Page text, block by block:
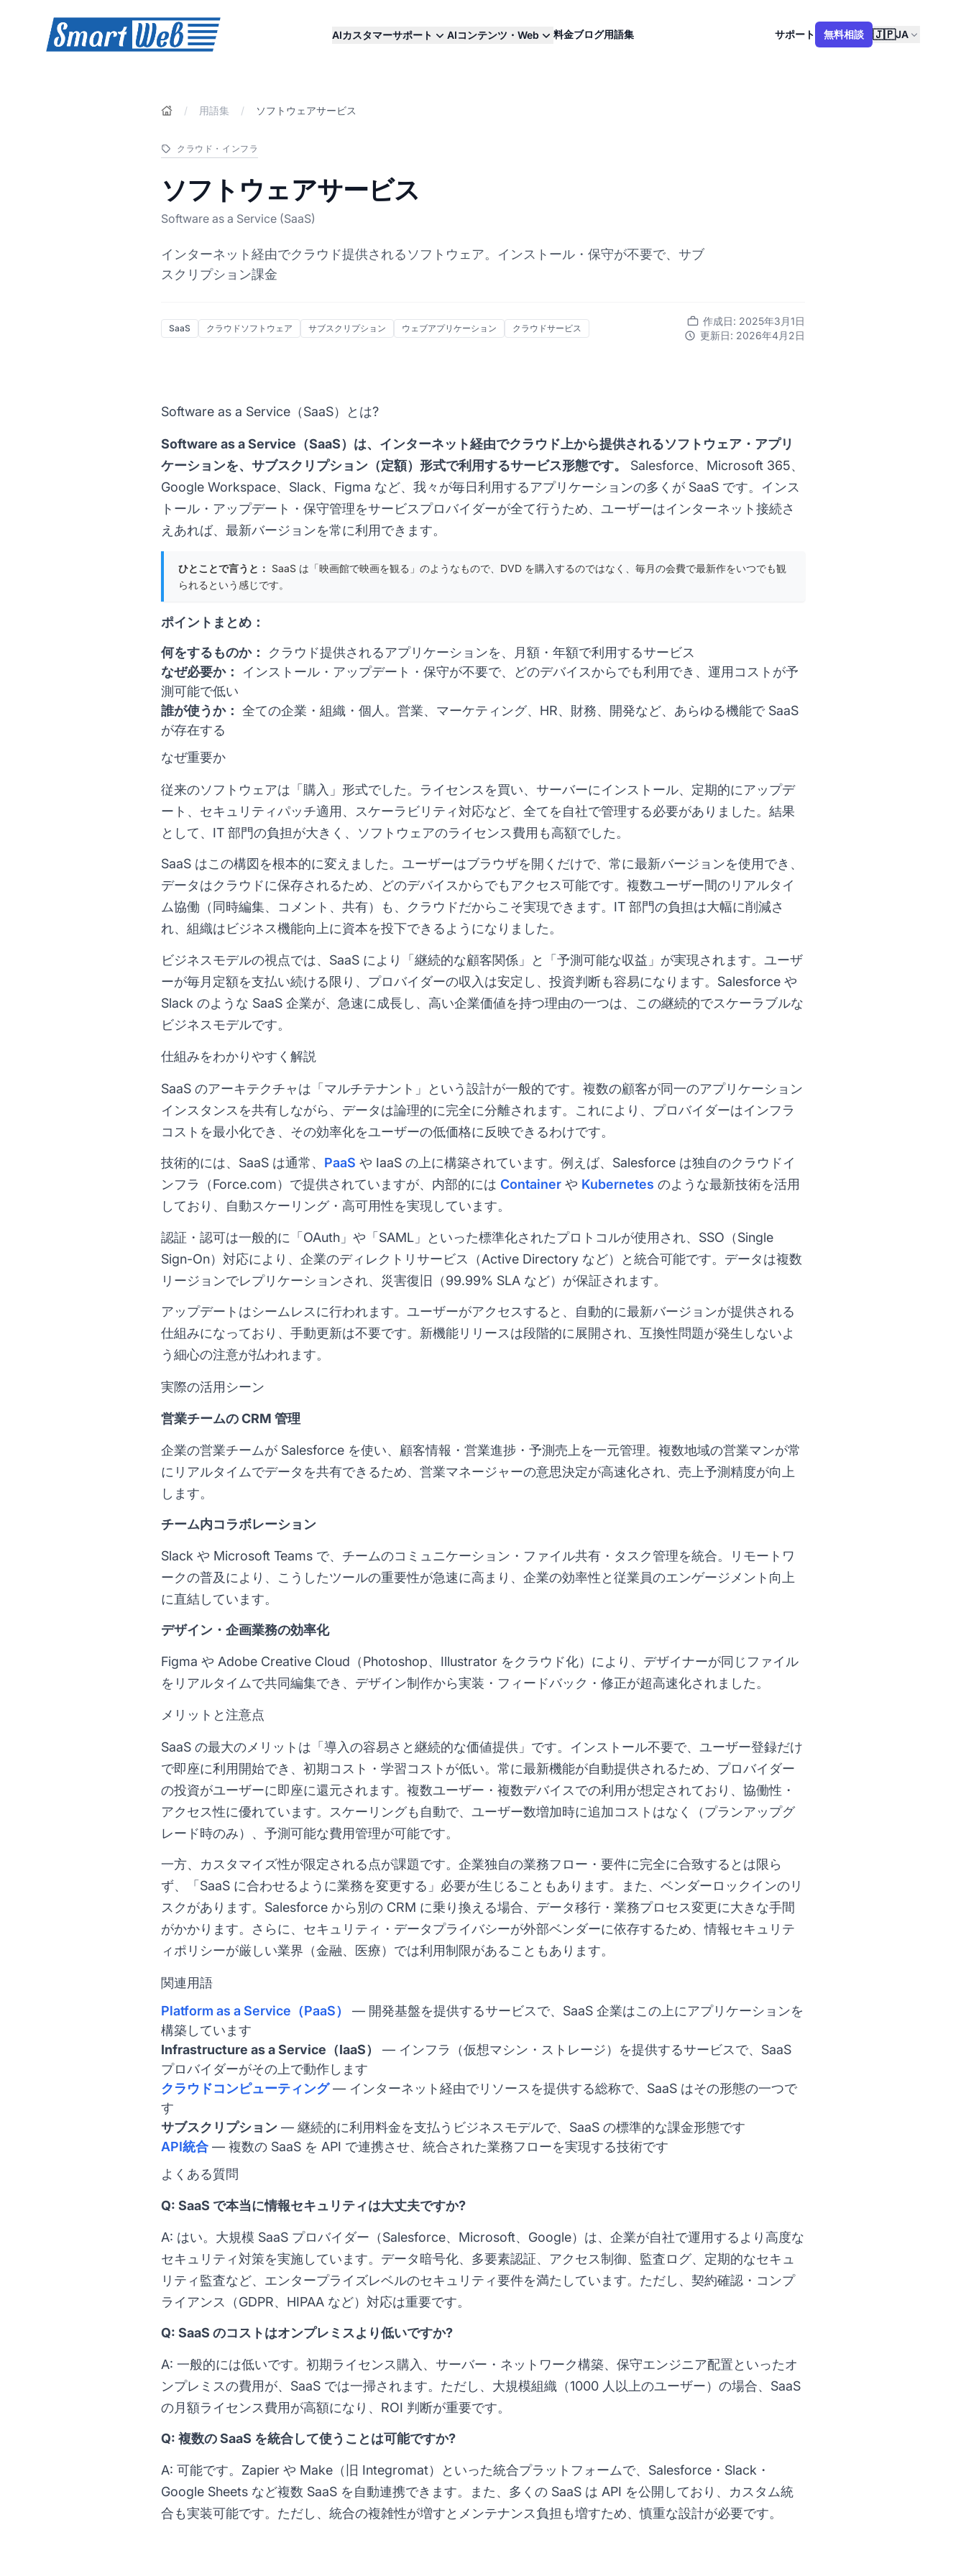
SmartWeb
AIカスタマーサポート AIコンテンツ・Web 料金ブログ用語集 サポート 無料相談 🇯🇵JA
/ 用語集 / ソフトウェアサービス
クラウド・インフラ
ソフトウェアサービス
Software as a Service (SaaS)
インターネット経由でクラウド提供されるソフトウェア。インストール・保守が不要で、サブ
スクリプション課金
SaaS クラウドソフトウェア サブスクリプション ウェブアプリケーション クラウドサービス
作成日: 2025年3月1日
更新日: 2026年4月2日
Software as a Service（SaaS）とは?
Software as a Service（SaaS）は、インターネット経由でクラウド上から提供されるソフトウェア・アプリ
ケーションを、サブスクリプション（定額）形式で利用するサービス形態です。
Salesforce、Microsoft 365、
Google Workspace、Slack、Figma など、我々が毎日利用するアプリケーションの多くが SaaS です。インス
トール・アップデート・保守管理をサービスプロバイダーが全て行うため、ユーザーはインターネット接続さ
えあれば、最新バージョンを常に利用できます。
ひとことで言うと： SaaS は「映画館で映画を観る」のようなもので、DVD を購入するのではなく、毎月の会費で最新作をいつでも観
られるという感じです。
ポイントまとめ：
何をするものか：
クラウド提供されるアプリケーションを、月額・年額で利用するサービス
なぜ必要か：
インストール・アップデート・保守が不要で、どのデバイスからでも利用でき、運用コストが予
測可能で低い
誰が使うか： 全ての企業・組織・個人。営業、マーケティング、HR、財務、開発など、あらゆる機能で SaaS
が存在する
なぜ重要か
従来のソフトウェアは「購入」形式でした。ライセンスを買い、サーバーにインストール、定期的にアップデ
ート、セキュリティパッチ適用、スケーラビリティ対応など、全てを自社で管理する必要がありました。結果
として、IT 部門の負担が大きく、ソフトウェアのライセンス費用も高額でした。
SaaS はこの構図を根本的に変えました。ユーザーはブラウザを開くだけで、常に最新バージョンを使用でき、
データはクラウドに保存されるため、どのデバイスからでもアクセス可能です。複数ユーザー間のリアルタイ
ム協働（同時編集、コメント、共有）も、クラウドだからこそ実現できます。IT 部門の負担は大幅に削減さ
れ、組織はビジネス機能向上に資本を投下できるようになりました。
ビジネスモデルの視点では、SaaS により「継続的な顧客関係」と「予測可能な収益」が実現されます。ユーザ
ーが毎月定額を支払い続ける限り、プロバイダーの収入は安定し、投資判断も容易になります。Salesforce や
Slack のような SaaS 企業が、急速に成長し、高い企業価値を持つ理由の一つは、この継続的でスケーラブルな
ビジネスモデルです。
仕組みをわかりやすく解説
SaaS のアーキテクチャは「マルチテナント」という設計が一般的です。複数の顧客が同一のアプリケーション
インスタンスを共有しながら、データは論理的に完全に分離されます。これにより、プロバイダーはインフラ
コストを最小化でき、その効率化をユーザーの低価格に反映できるわけです。
技術的には、SaaS は通常、 PaaS や IaaS の上に構築されています。例えば、Salesforce は独自のクラウドイ
ンフラ（Force.com）で提供されていますが、内部的には Container や Kubernetes のような最新技術を活用
しており、自動スケーリング・高可用性を実現しています。
認証・認可は一般的に「OAuth」や「SAML」といった標準化されたプロトコルが使用され、SSO（Single
Sign-On）対応により、企業のディレクトリサービス（Active Directory など）と統合可能です。データは複数
リージョンでレプリケーションされ、災害復旧（99.99% SLA など）が保証されます。
アップデートはシームレスに行われます。ユーザーがアクセスすると、自動的に最新バージョンが提供される
仕組みになっており、手動更新は不要です。新機能リリースは段階的に展開され、互換性問題が発生しないよ
う細心の注意が払われます。
実際の活用シーン
営業チームの CRM 管理
企業の営業チームが Salesforce を使い、顧客情報・営業進捗・予測売上を一元管理。複数地域の営業マンが常
にリアルタイムでデータを共有できるため、営業マネージャーの意思決定が高速化され、売上予測精度が向上
します。
チーム内コラボレーション
Slack や Microsoft Teams で、チームのコミュニケーション・ファイル共有・タスク管理を統合。リモートワ
ークの普及により、こうしたツールの重要性が急速に高まり、企業の効率性と従業員のエンゲージメント向上
に直結しています。
デザイン・企画業務の効率化
Figma や Adobe Creative Cloud（Photoshop、Illustrator をクラウド化）により、デザイナーが同じファイル
をリアルタイムで共同編集でき、デザイン制作から実装・フィードバック・修正が超高速化されました。
メリットと注意点
SaaS の最大のメリットは「導入の容易さと継続的な価値提供」です。インストール不要で、ユーザー登録だけ
で即座に利用開始でき、初期コスト・学習コストが低い。常に最新機能が自動提供されるため、プロバイダー
の投資がユーザーに即座に還元されます。複数ユーザー・複数デバイスでの利用が想定されており、協働性・
アクセス性に優れています。スケーリングも自動で、ユーザー数増加時に追加コストはなく（プランアップグ
レード時のみ）、予測可能な費用管理が可能です。
一方、カスタマイズ性が限定される点が課題です。企業独自の業務フロー・要件に完全に合致するとは限ら
ず、「SaaS に合わせるように業務を変更する」必要が生じることもあります。また、ベンダーロックインのリ
スクがあります。Salesforce から別の CRM に乗り換える場合、データ移行・業務プロセス変更に大きな手間
がかかります。さらに、セキュリティ・データプライバシーが外部ベンダーに依存するため、情報セキュリテ
ィポリシーが厳しい業界（金融、医療）では利用制限があることもあります。
関連用語
Platform as a Service（PaaS）
— 開発基盤を提供するサービスで、SaaS 企業はこの上にアプリケーションを
構築しています
Infrastructure as a Service（IaaS）
— インフラ（仮想マシン・ストレージ）を提供するサービスで、SaaS
プロバイダーがその上で動作します
クラウドコンピューティング— インターネット経由でリソースを提供する総称で、SaaS はその形態の一つで
す
サブスクリプション — 継続的に利用料金を支払うビジネスモデルで、SaaS の標準的な課金形態です
API統合 — 複数の SaaS を API で連携させ、統合された業務フローを実現する技術です
よくある質問
Q: SaaS で本当に情報セキュリティは大丈夫ですか?
A: はい。大規模 SaaS プロバイダー（Salesforce、Microsoft、Google）は、企業が自社で運用するより高度な
セキュリティ対策を実施しています。データ暗号化、多要素認証、アクセス制御、監査ログ、定期的なセキュ
リティ監査など、エンタープライズレベルのセキュリティ要件を満たしています。ただし、契約確認・コンプ
ライアンス（GDPR、HIPAA など）対応は重要です。
Q: SaaS のコストはオンプレミスより低いですか?
A: 一般的には低いです。初期ライセンス購入、サーバー・ネットワーク構築、保守エンジニア配置といったオ
ンプレミスの費用が、SaaS では一掃されます。ただし、大規模組織（1000 人以上のユーザー）の場合、SaaS
の月額ライセンス費用が高額になり、ROI 判断が重要です。
Q: 複数の SaaS を統合して使うことは可能ですか?
A: 可能です。Zapier や Make（旧 Integromat）といった統合プラットフォームで、Salesforce・Slack・
Google Sheets など複数 SaaS を自動連携できます。また、多くの SaaS は API を公開しており、カスタム統
合も実装可能です。ただし、統合の複雑性が増すとメンテナンス負担も増すため、慎重な設計が必要です。